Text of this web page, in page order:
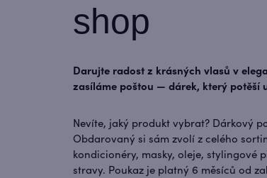
shop
Darujte radost z krásných vlasů v
zasíláme poštou — dárek, který potěší
Nevíte, jaký produkt vybrat? Dárkový
Obdarovaný si sám zvolí z celého
kondicionéry, masky, oleje, stylingové
stravy. Poukaz je platný 6 měsíců od